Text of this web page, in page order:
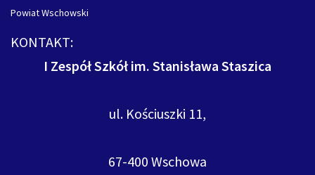
Powiat Wschowski
KONTAKT:
I Zespół Szkół im. Stanisława Staszica
ul. Kościuszki 11,
67-400 Wschowa